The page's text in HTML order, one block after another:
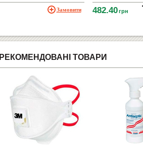
Замовити 482.40 грн
РЕКОМЕНДОВАНІ ТОВАРИ